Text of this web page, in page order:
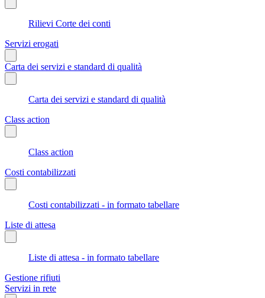
Rilievi Corte dei conti
Servizi erogati
Carta dei servizi e standard di qualità
Carta dei servizi e standard di qualità
Class action
Class action
Costi contabilizzati
Costi contabilizzati - in formato tabellare
Liste di attesa
Liste di attesa - in formato tabellare
Gestione rifiuti
Servizi in rete